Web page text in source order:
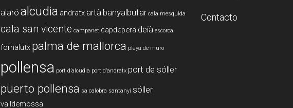
alaró alcudia andratx artà banyalbufar cala mesquida
cala san vicente campanet capdepera deià escorca
fornalutx palma de mallorca playa de muro
pollensa port d’alcudia port d’andratx port de sóller
puerto pollensa sa calobra santanyí sóller
valldemossa
Contacto